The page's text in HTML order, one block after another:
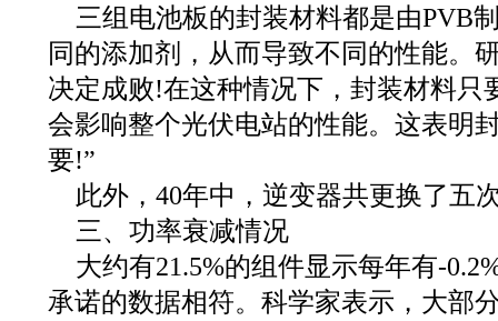
三组电池板的封装材料都是由PVB
同的添加剂，从而导致不同的性能。
决定成败!在这种情况下，封装材料只
会影响整个光伏电站的性能。这表明
要!”
此外，40年中，逆变器共更换了五
三、功率衰减情况
大约有21.5%的组件显示每年有-
承诺的数据相符。科学家表示，大部